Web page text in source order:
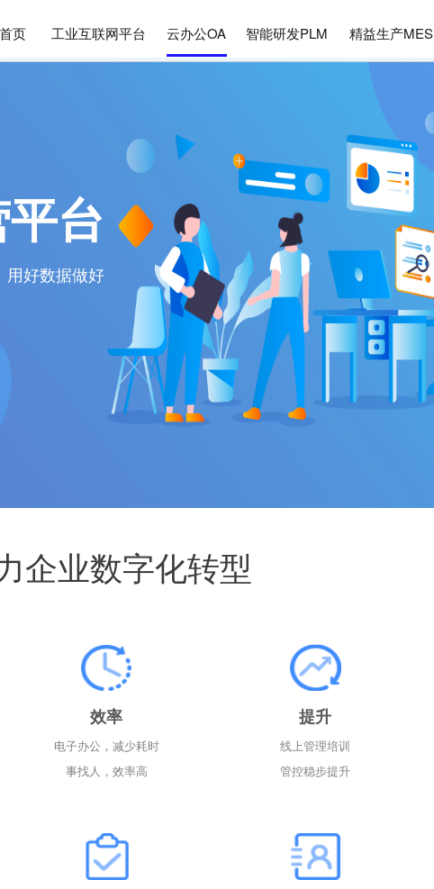
首页 工业互联网平台 云办公OA 智能研发PLM 精益生产MES
台
用好数据做好
企业数字化转型
效率
电子办公，减少耗时
事找人，效率高
提升
线上管理培训
管控稳步提升